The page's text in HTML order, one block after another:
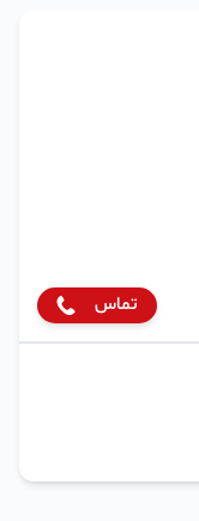
تماس